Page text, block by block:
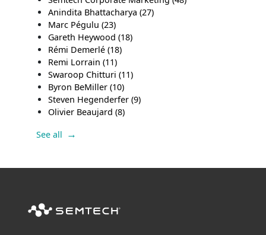
Anindita Bhattacharya(27)
Marc Pégulu(23)
Gareth Heywood(18)
Rémi Demerlé(18)
Remi Lorrain(11)
Swaroop Chitturi(11)
Byron BeMiller(10)
Steven Hegenderfer(9)
Olivier Beaujard(8)
See all